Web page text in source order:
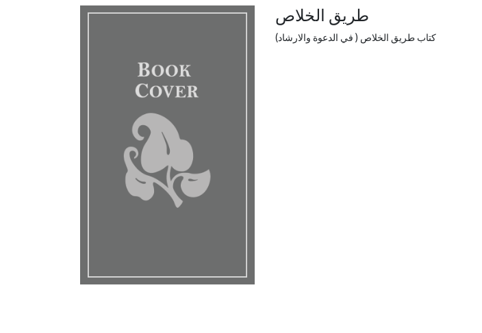
طريق الخلاص
كتاب طريق الخلاص ( في الدعوة والارشاد)